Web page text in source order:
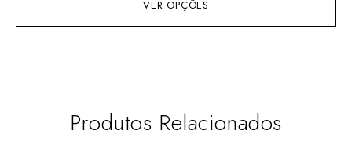
VER OPÇÕES
Produtos Relacionados